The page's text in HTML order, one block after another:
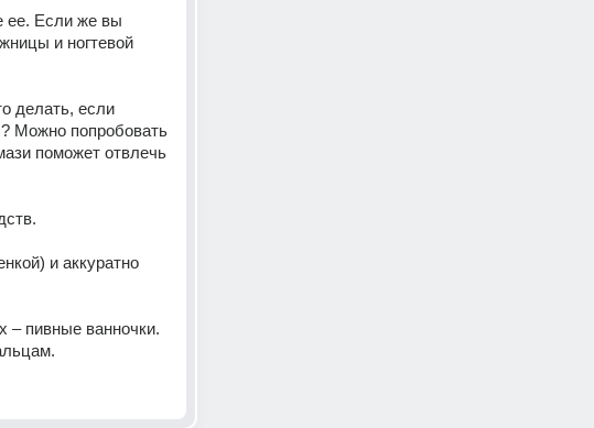
ее. Если же вы
и ногтевой
делать, если
Можно попробовать
поможет отвлечь
и аккуратно
– пивные ванночки.